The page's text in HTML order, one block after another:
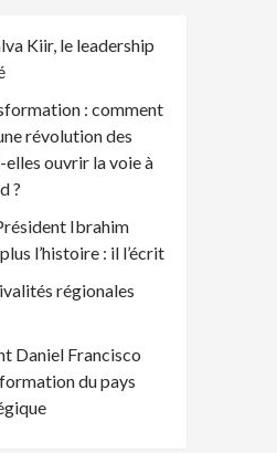
Kiir, le leadership
: comment
révolution des
ouvrir la voie à
?
Ibrahim
l’histoire : il l’écrit
régionales
Daniel Francisco
du pays